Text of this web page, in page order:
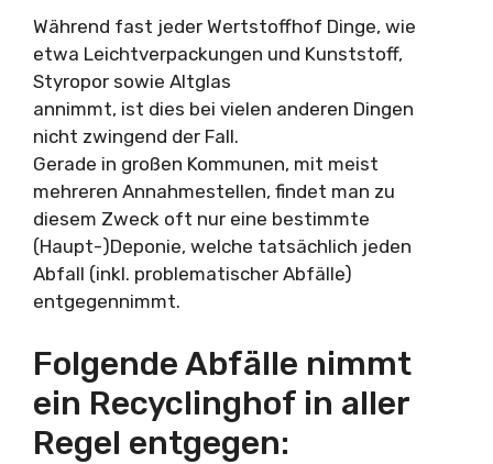
Während fast jeder Wertstoffhof Dinge, wie
etwa Leichtverpackungen und Kunststoff,
Styropor sowie Altglas
annimmt, ist dies bei vielen anderen Dingen
nicht zwingend der Fall.
Gerade in großen Kommunen, mit meist
mehreren Annahmestellen, findet man zu
diesem Zweck oft nur eine bestimmte
(Haupt-)Deponie, welche tatsächlich jeden
Abfall (inkl. problematischer Abfälle)
entgegennimmt.
Folgende Abfälle nimmt
ein Recyclinghof in aller
Regel entgegen: